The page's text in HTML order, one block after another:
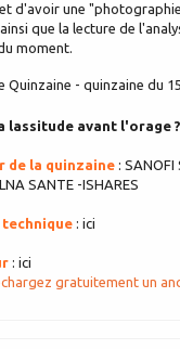
d'avoir une
que la lecture de
moment.
Quinzaine - quinzaine du
lassitude avant l'orage ?
de la quinzaine : SANOFI
SANTE -ISHARES
: ici
: ici
gratuitement un